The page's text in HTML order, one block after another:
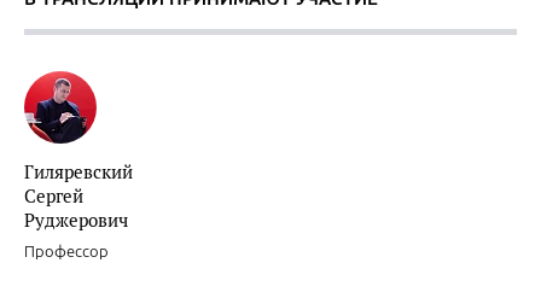
Гиляревский
Сергей
Руджерович
Профессор